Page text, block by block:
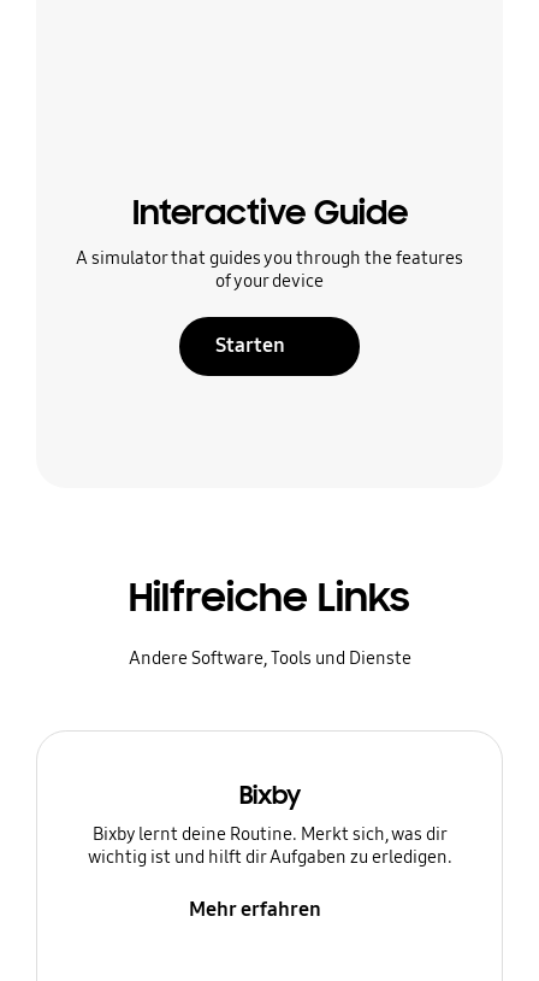
Interactive Guide
A simulator that guides you through the features
of your device
Starten
Hilfreiche Links
Andere Software, Tools und Dienste
Bixby
Bixby lernt deine Routine. Merkt sich, was dir
wichtig ist und hilft dir Aufgaben zu erledigen.
Mehr erfahren